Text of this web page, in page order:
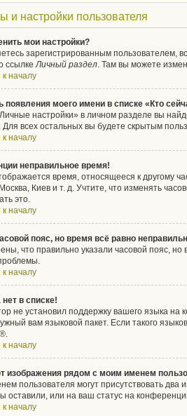
и настройки пользователя
мои настройки?
зарегистрированным пользователем,
ссылкеЛичный раздел. Там вы можете
к началу
появления моего имени в списке «Кто
настройки» в личном разделе вы
Для всех остальных вы будете скрытым
к началу
неправильное время!
время, относящееся к другому
Киев и т. д. Учтите, что изменять
это.
к началу
пояс, но время всё равно
что правильно указали часовой пояс,
к началу
в списке!
не установил поддержку вашего языка
вам языковой пакет. Если такого
®.
к началу
изображения рядом с моим именем
пользователя могут присутствовать
оставили, или на ваш статус на
к началу